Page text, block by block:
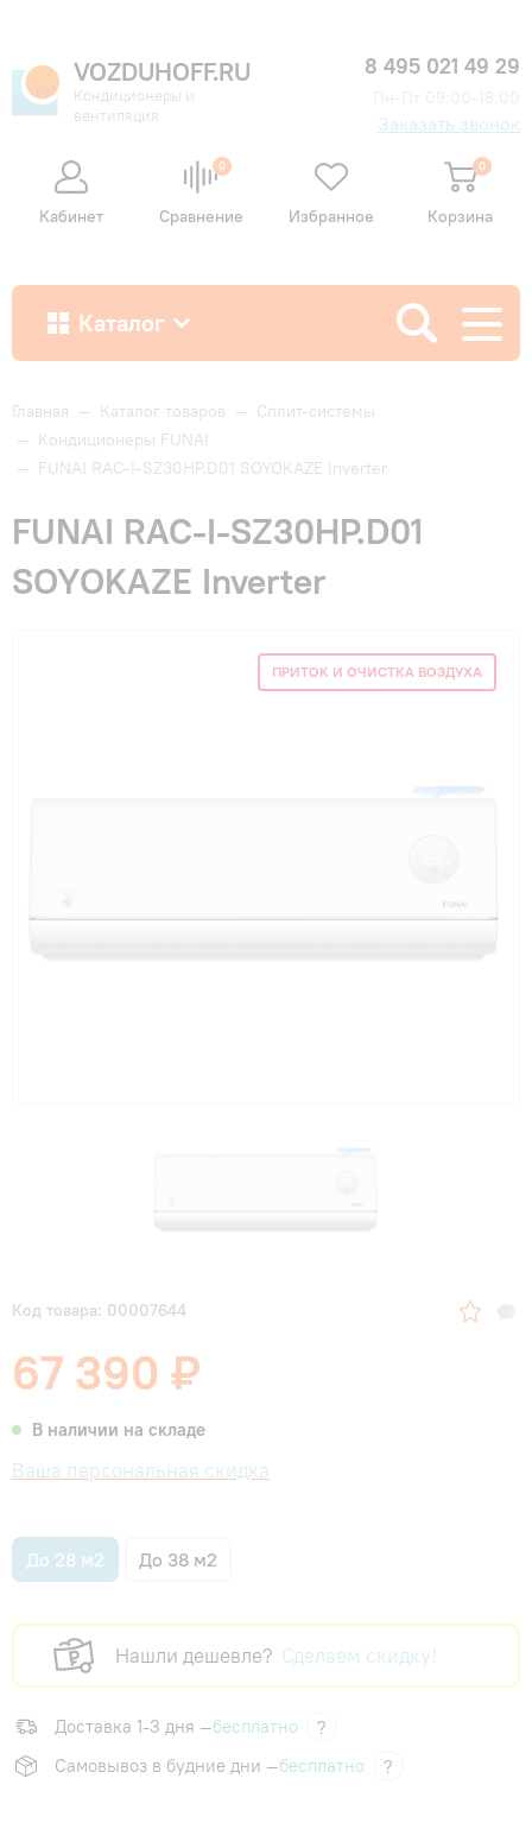
VOZDUHOFF.RU
Кондиционеры и
вентиляция
8 495 021 49 29
Заказать звонок
Кабинет
0
Сравнение Избранное
0
Корзина
Каталог
Как купить
Доставка и оплата
Гарантия и сервис
Главная — Каталог товаров — Сплит-системы
— Кондиционеры FUNAI
— FUNAI RAC-I-SZ30HP.D01 SOYOKAZE Inverter
FUNAI RAC-I-SZ30HP.D01
SOYOKAZE Inverter
ПРИТОК И ОЧИСТКА ВОЗДУХА
Код товара: 00007644
67 390 ₽
В наличии на складе
Ваша персональная скидка
До 28 м2 До 38 м2
Нашли дешевле? Сделаем скидку!
Доставка 1-3 дня —бесплатно
?
Самовывоз в будние дни —бесплатно ?